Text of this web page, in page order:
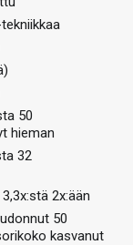
50
hieman
32
2x:ään
50
kasvanut